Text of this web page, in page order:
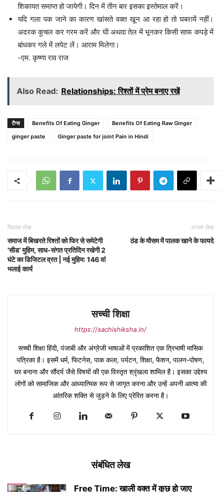
शिकायत समाप्त हो जायेगी। दिन में तीन बार इसका इस्तेमाल करें।
यदि गला पक जाने का कारण खांसते वक्त खून आ रहा हो तो घबरायें नहीं।
अदरक कुचल कर गरम करें और घी अथवा तेल में भूनकर किसी साफ कपड़े में
बांधकर गले में लपेट लें। आराम मिलेगा।
-एम. कृष्णा राव राज
Also Read: Relationships: रिश्तों में प्रेम बनाए रखें
टैग्स Benefits Of Eating Ginger
Benefits Of Eating Raw Ginger
ginger paste
Ginger paste for joint Pain in Hindi
पिछला लेख
समाज में बिखरते रिश्तों को फिर से समेटेगी
‘सीड’ मुहिम, साध-संगत प्रतिदिन रखेगी 2
घंटे का डिजिटल व्रत | नई मुहिम: 146 वां
भलाई कार्य
अगला लेख
ठंड के मौसम में पालक खाने के फायदे
सच्ची शिक्षा
https://sachishiksha.in/
सच्ची शिक्षा हिंदी, पंजाबी और अंग्रेजी भाषाओं में प्रकाशित एक त्रिभाषी मासिक
पत्रिका है। इसमें धर्म, फिटनेस, पाक कला, पर्यटन, शिक्षा, फैशन, पालन-पोषण,
घर बनाना और सौंदर्य जैसे विषयों की एक विस्तृत श्रृंखला शामिल है। इसका उद्देश्य
लोगों को सामाजिक और आध्यात्मिक रूप से जागृत करना और उन्हें अपनी आत्मा की
आंतरिक शक्ति से जुड़ने के लिए प्रेरित करना है।
संबंधित लेख
Free Time: खाली वक्त में कुछ हो जाए